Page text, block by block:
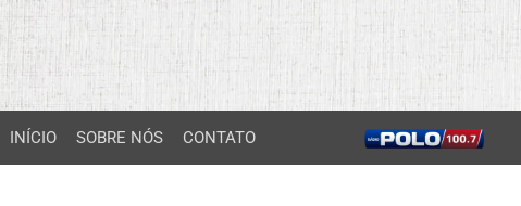
INÍCIO SOBRE NÓS CONTATO